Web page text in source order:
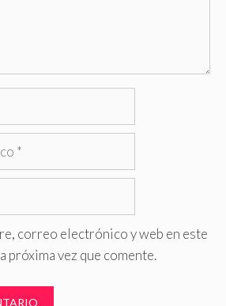
correo electrónico y web en este
próxima vez que comente.